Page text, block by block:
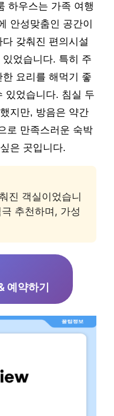
하우스는 가족 여행
안성맞춤인 공간이
갖춰진 편의시설
었습니다. 특히 주
요리를 해먹기 좋
있었습니다. 침실 두
지만, 방음은 약간
로 만족스러운 숙박
은 곳입니다.
진 객실이었습니
추천하며, 가성
예약하기